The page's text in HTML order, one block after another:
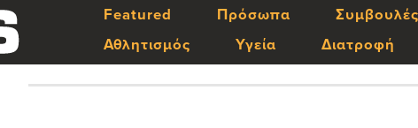
Featured Πρόσωπα
Αθλητισμός
Υγεία Διατροφή